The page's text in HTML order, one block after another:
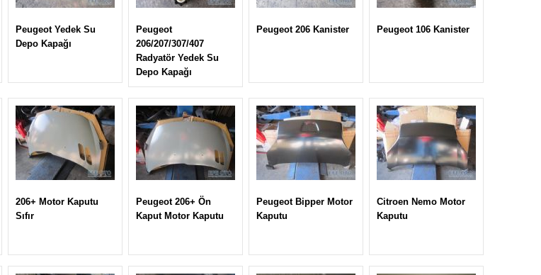
Peugeot Yedek Su
Depo Kapağı
Peugeot
206/207/307/407
Radyatör Yedek Su
Depo Kapağı
Peugeot 206 Kanister Peugeot 106 Kanister
206+ Motor Kaputu
Sıfır
Peugeot 206+ Ön
Kaput Motor Kaputu
Peugeot Bipper Motor
Kaputu
Citroen Nemo Motor
Kaputu